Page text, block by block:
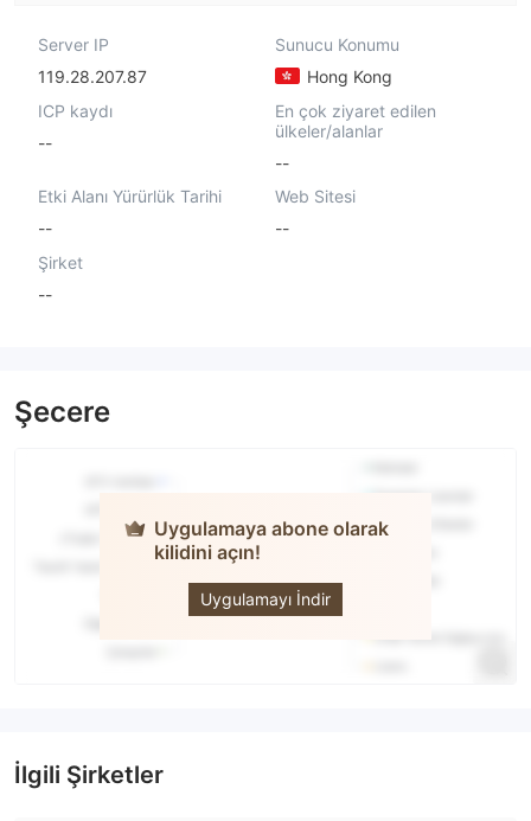
Server IP
119.28.207.87
Sunucu Konumu
Hong Kong
ICP kaydı
--
En çok ziyaret edilen
ülkeler/alanlar
--
Etki Alanı Yürürlük Tarihi
--
Web Sitesi
--
Şirket
--
Şecere
Uygulamaya abone olarak
kilidini açın!
Uygulamayı İndir
Valuable
İlgili Şirketler